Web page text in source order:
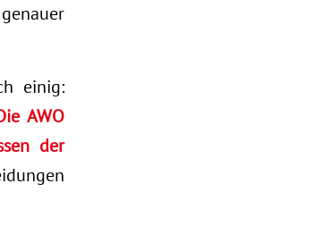
einig:
AWO
der